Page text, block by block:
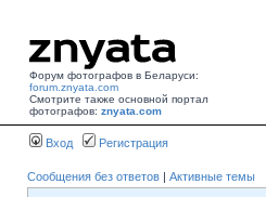
Форум фотографов в Беларуси:
forum.znyata.com
Смотрите также основной портал
фотографов: znyata.com
Вход Регистрация
Сообщения без ответов | Активные темы